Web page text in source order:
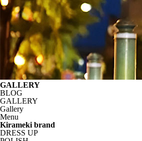
GALLERY
BLOG
GALLERY
Gallery
Menu
Kirameki brand
DRESS UP